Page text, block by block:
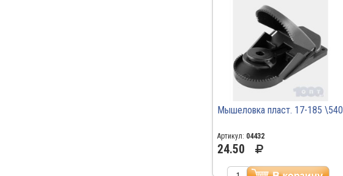
Мышеловка пласт. 17-185 \540
Артикул: 04432
24.50